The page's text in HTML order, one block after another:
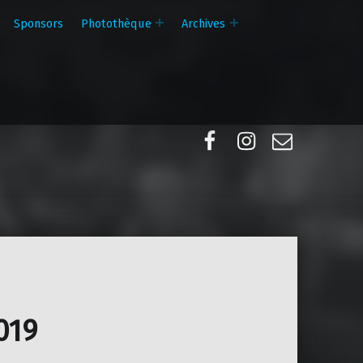
Sponsors Photothèque Archives
FacebookInstagram
E-mail